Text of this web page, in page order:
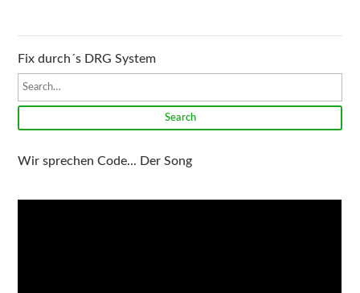
Fix durch´s DRG System
Search
Wir sprechen Code... Der Song